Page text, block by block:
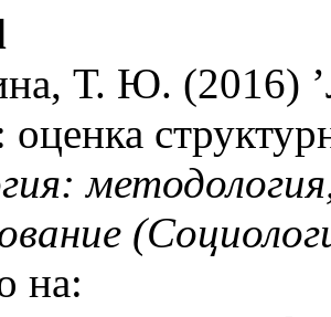
Т. Ю. (2016)
оценка
на: